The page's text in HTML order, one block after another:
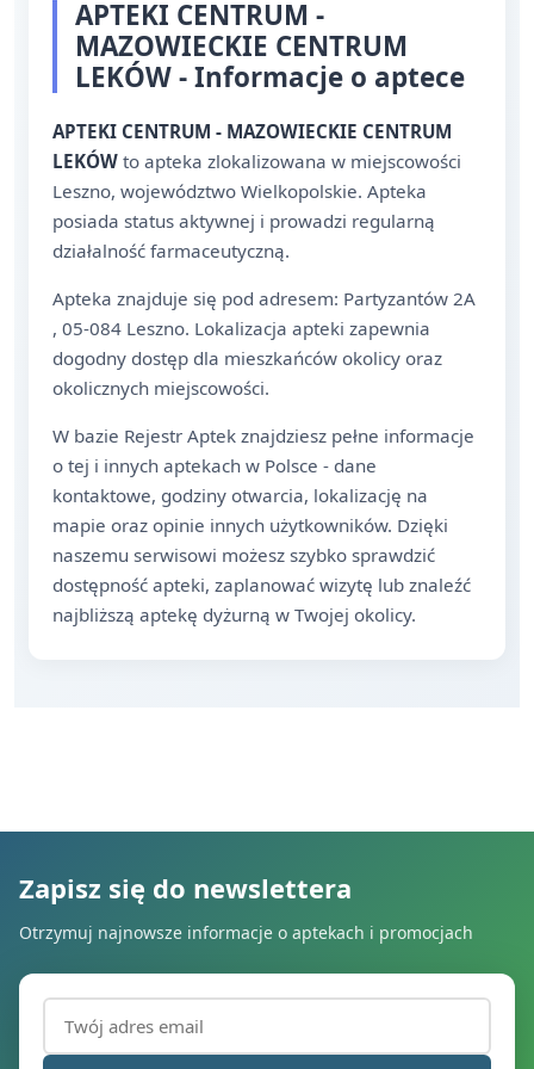
APTEKI CENTRUM -
MAZOWIECKIE CENTRUM
LEKÓW - Informacje o aptece
APTEKI CENTRUM - MAZOWIECKIE CENTRUM
LEKÓW to apteka zlokalizowana w miejscowości
Leszno, województwo Wielkopolskie. Apteka
posiada status aktywnej i prowadzi regularną
działalność farmaceutyczną.
Apteka znajduje się pod adresem: Partyzantów 2A
, 05-084 Leszno. Lokalizacja apteki zapewnia
dogodny dostęp dla mieszkańców okolicy oraz
okolicznych miejscowości.
W bazie Rejestr Aptek znajdziesz pełne informacje
o tej i innych aptekach w Polsce - dane
kontaktowe, godziny otwarcia, lokalizację na
mapie oraz opinie innych użytkowników. Dzięki
naszemu serwisowi możesz szybko sprawdzić
dostępność apteki, zaplanować wizytę lub znaleźć
najbliższą aptekę dyżurną w Twojej okolicy.
Zapisz się do newslettera
Otrzymuj najnowsze informacje o aptekach i promocjach
Adres email (wymagany)